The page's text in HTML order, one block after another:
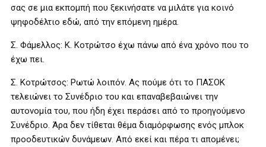
σας σε μια εκπομπή που ξεκινήσατε να μιλάτε για κοινό
ψηφοδέλτιο εδώ, από την επόμενη ημέρα.
Σ. Φάμελλος: Κ. Κοτρώτσο έχω πάνω από ένα χρόνο που το
έχω πει.
Σ. Κοτρώτσος: Ρωτώ λοιπόν. Ας πούμε ότι το ΠΑΣΟΚ
τελειώνει το Συνέδριο του και επαναβεβαιώνει την
αυτονομία του, που ήδη έχει περάσει από το προηγούμενο
Συνέδριο. Άρα δεν τίθεται θέμα διαμόρφωσης ενός μπλοκ
προοδευτικών δυνάμεων. Από εκεί και πέρα τι απομένει;